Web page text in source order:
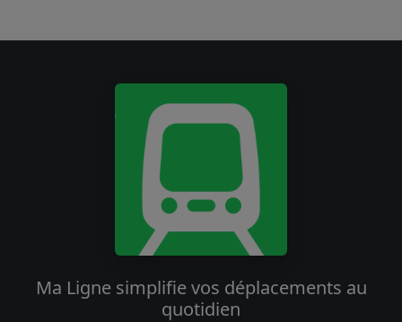
Ma Ligne simplifie vos déplacements au
quotidien